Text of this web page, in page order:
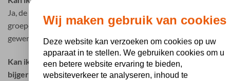
Ja, de BBQ pakketten zijn speciaal samengesteld voor
groepen en kunnen eenvoudig worden afgestemd op het
gewenste aantal personen.
Kan ik BBQ vlees bestellen in Heerlen inclusief
bijgerechten?
Wij maken gebruik van cookies
Deze website kan verzoeken om cookies op uw
apparaat in te stellen. We gebruiken cookies om u
een betere website ervaring te bieden,
websiteverkeer te analyseren, inhoud te